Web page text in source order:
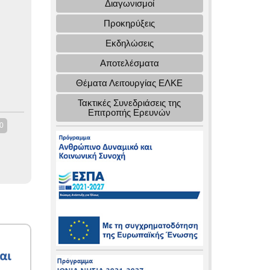
Διαγωνισμοί
Προκηρύξεις
Εκδηλώσεις
Αποτελέσματα
Θέματα Λειτουργίας ΕΛΚΕ
Τακτικές Συνεδριάσεις της
Επιτροπής Ερευνών